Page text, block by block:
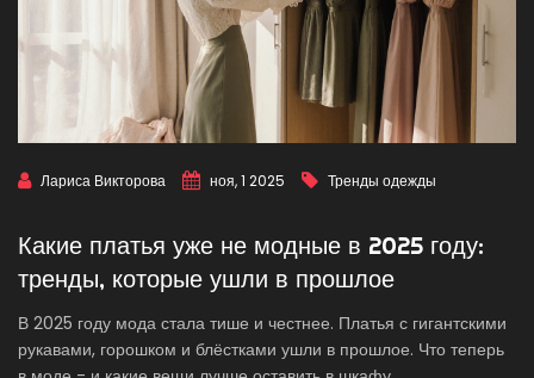
Лариса Викторова ноя, 1 2025 Тренды одежды
Какие платья уже не модные в 2025 году:
тренды, которые ушли в прошлое
В 2025 году мода стала тише и честнее. Платья с гигантскими
рукавами, горошком и блёстками ушли в прошлое. Что теперь